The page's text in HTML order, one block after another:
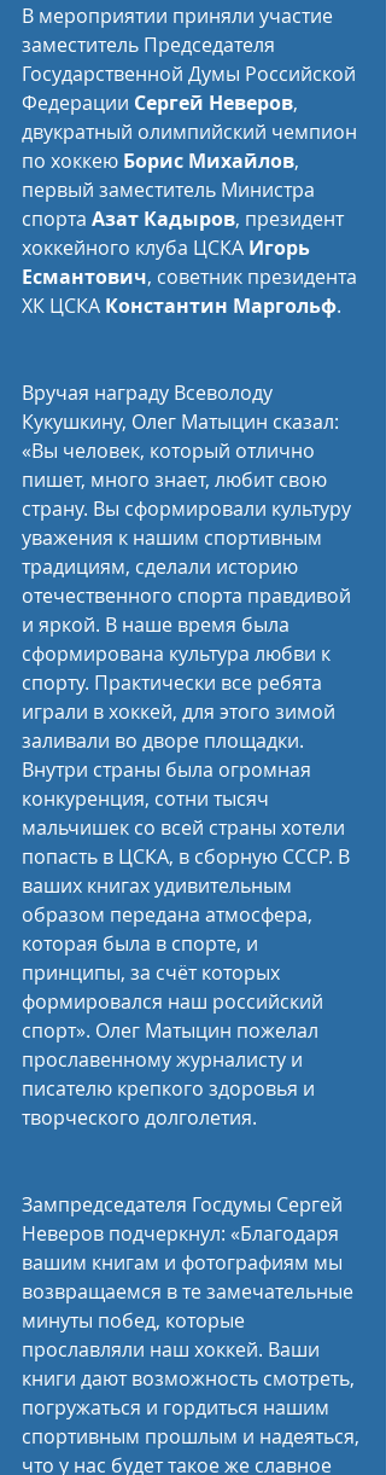
В мероприятии приняли участие
заместитель Председателя
Государственной Думы Российской
Федерации Сергей Неверов,
двукратный олимпийский чемпион
по хоккею Борис Михайлов,
первый заместитель Министра
спорта Азат Кадыров, президент
хоккейного клуба ЦСКА Игорь
Есмантович, советник президента
ХК ЦСКА Константин Маргольф.
Вручая награду Всеволоду
Кукушкину, Олег Матыцин сказал:
«Вы человек, который отлично
пишет, много знает, любит свою
страну. Вы сформировали культуру
уважения к нашим спортивным
традициям, сделали историю
отечественного спорта правдивой
и яркой. В наше время была
сформирована культура любви к
спорту. Практически все ребята
играли в хоккей, для этого зимой
заливали во дворе площадки.
Внутри страны была огромная
конкуренция, сотни тысяч
мальчишек со всей страны хотели
попасть в ЦСКА, в сборную СССР. В
ваших книгах удивительным
образом передана атмосфера,
которая была в спорте, и
принципы, за счёт которых
формировался наш российский
спорт». Олег Матыцин пожелал
прославенному журналисту и
писателю крепкого здоровья и
творческого долголетия.
Зампредседателя Госдумы Сергей
Неверов подчеркнул: «Благодаря
вашим книгам и фотографиям мы
возвращаемся в те замечательные
минуты побед, которые
прославляли наш хоккей. Ваши
книги дают возможность смотреть,
погружаться и гордиться нашим
спортивным прошлым и надеяться,
что у нас будет такое же славное